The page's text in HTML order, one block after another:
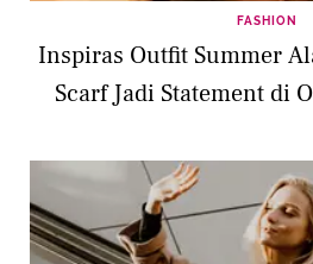
FASHION
Inspiras Outfit Summer
Scarf Jadi Statement di